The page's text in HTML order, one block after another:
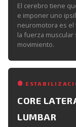
El cerebro tiene
e imponer uno
neuromotora es
la fuerza
movimiento.
CORE
LUMBAR